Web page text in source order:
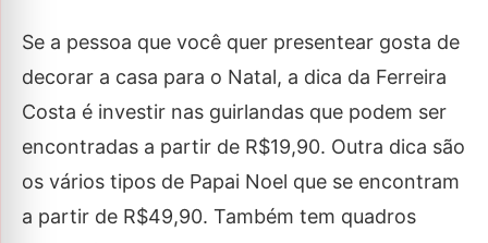
Se a pessoa que você quer presentear gosta de
decorar a casa para o Natal, a dica da Ferreira
Costa é investir nas guirlandas que podem ser
encontradas a partir de R$19,90. Outra dica são
os vários tipos de Papai Noel que se encontram
a partir de R$49,90. Também tem quadros